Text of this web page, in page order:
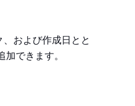
および作成日とと
できます。